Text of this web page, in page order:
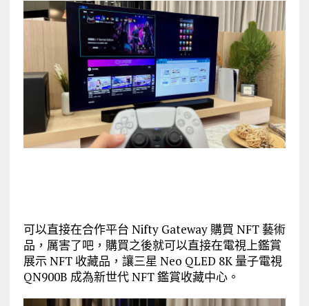
可以直接在合作平台 Nifty Gateway 購買 NFT 藝術
品，厲害了吧，購買之後就可以直接在電視上鑑賞
展示 NFT 收藏品，讓三星 Neo QLED 8K 量子電視
QN900B 成為新世代 NFT 鑑賞收藏中心。